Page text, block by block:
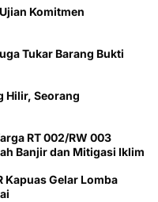
Komitmen
Tukar Barang Bukti
Hilir, Seorang
RT 002/RW 003
Banjir dan Mitigasi Iklim
Kapuas Gelar Lomba